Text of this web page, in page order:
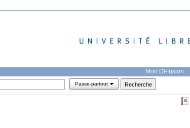
Mon DI-fusion
Passe-partout